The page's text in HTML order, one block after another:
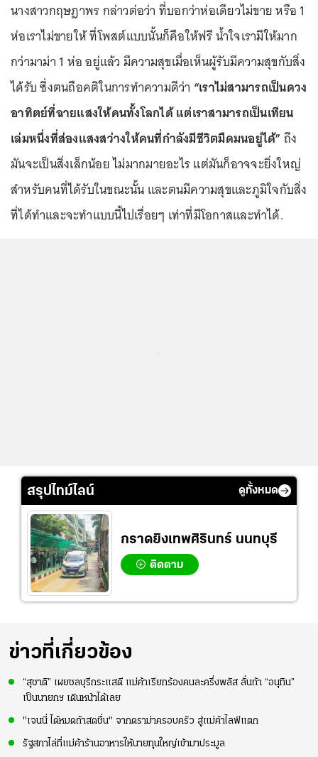
นางสาวกฤษฎาพร กล่าวต่อว่า ที่บอกว่าห่อเดียวไม่ขาย หรือ 1
ห่อเราไม่ขายให้ ที่โพสต์แบบนั้นก็คือให้ฟรี น้ำใจเรามีให้มาก
กว่ามาม่า 1 ห่อ อยู่แล้ว มีความสุขเมื่อเห็นผู้รับมีความสุขกับสิ่ง
ได้รับ ซึ่งตนถือคติในการทำความดีว่า “เราไม่สามารถเป็นดวง
อาทิตย์ที่ฉายแสงให้คนทั้งโลกได้ แต่เราสามารถเป็นเทียน
เล่มหนึ่งที่ส่องแสงสว่างให้คนที่กำลังมีชีวิตมืดมนอยู่ได้” ถึง
มันจะเป็นสิ่งเล็กน้อย ไม่มากมายอะไร แต่มันก็อาจจะยิ่งใหญ่
สำหรับคนที่ได้รับในขณะนั้น และตนมีความสุขและภูมิใจกับสิ่ง
ที่ได้ทำและจะทำแบบนี้ไปเรื่อยๆ เท่าที่มีโอกาสและทำได้.
สรุปไทม์ไลน์ ดูทั้งหมด
กราดยิงเทพศิรินทร์ นนทบุรี
ติดตาม
ข่าวที่เกี่ยวข้อง
“สุชาติ” เผยชลบุรีกระแสดี แม่ค้าเรียกร้องคนละครึ่งพลัส ลั่นถ้า “อนุทิน”
เป็นนายกฯ เดินหน้าได้เลย
"เจนนี่ ได้หมดถ้าสดชื่น" จากดราม่าครอบครัว สู่แม่ค้าไลฟ์แตก
รัฐสภาไล่ที่แม่ค้าร้านอาหารให้นายทุนใหญ่เข้ามาประมูล